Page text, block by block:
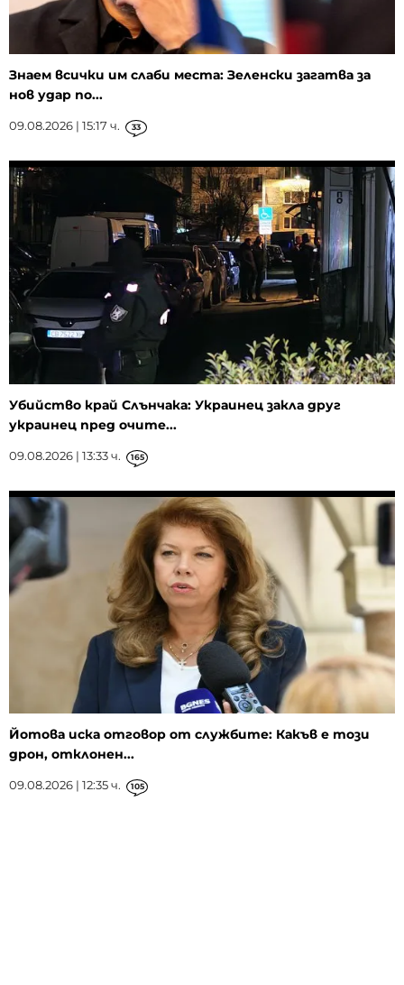
Знаем всички им слаби места: Зеленски загатва за
нов удар по...
09.08.2026 | 15:17 ч. 33
Убийство край Слънчака: Украинец закла друг
украинец пред очите...
09.08.2026 | 13:33 ч. 165
Йотова иска отговор от службите: Какъв е този
дрон, отклонен...
09.08.2026 | 12:35 ч. 105